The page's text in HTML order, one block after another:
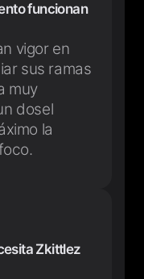
funcionan
vigor en
sus ramas
muy
dosel
la
Zkittlez